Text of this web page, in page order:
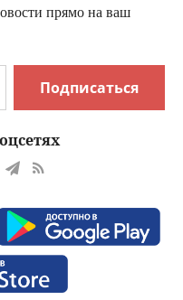
прямо на ваш
Подписаться